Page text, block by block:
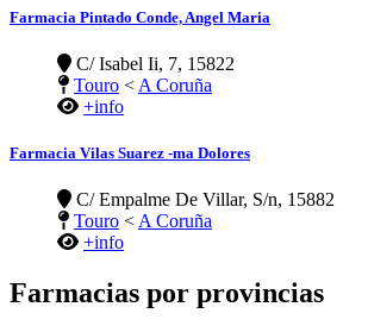
Farmacia Pintado Conde, Angel Maria
C/ Isabel Ii, 7, 15822
Touro < A Coruña
+info
Farmacia Vilas Suarez -ma Dolores
C/ Empalme De Villar, S/n, 15882
Touro <A Coruña
+info
Farmacias por provincias